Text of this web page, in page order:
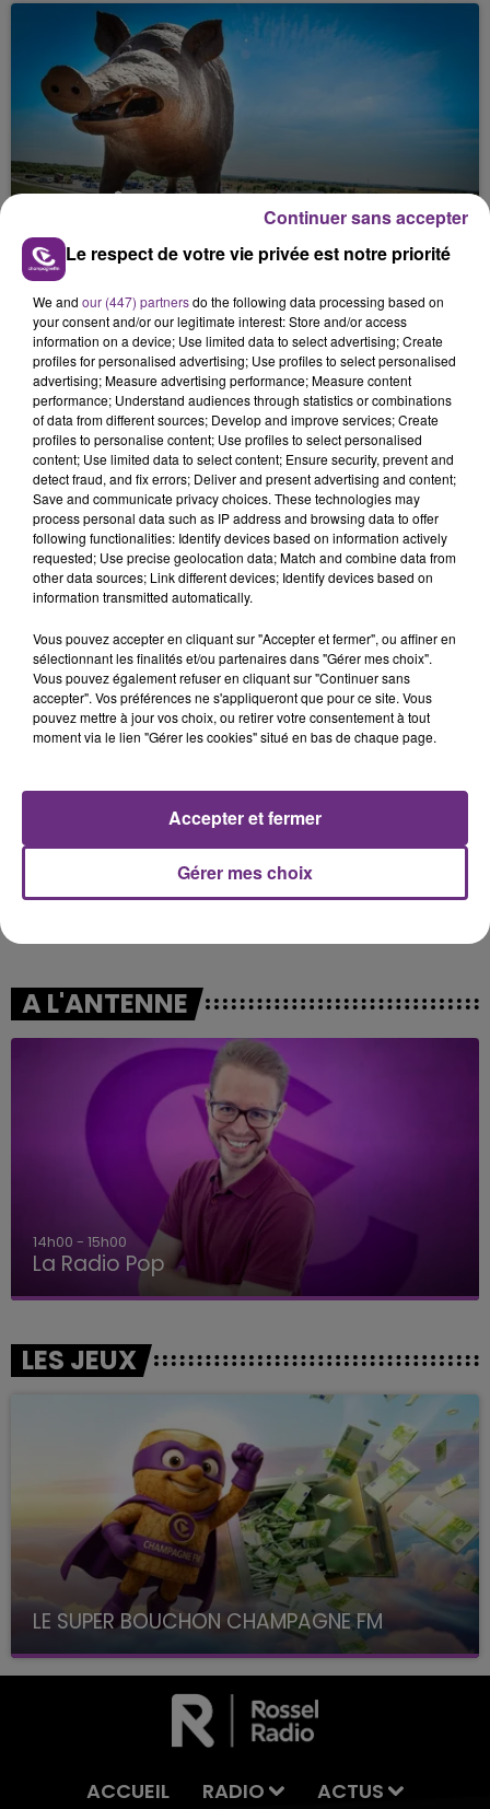
fin de matinée sur l'A34.
VENEZ FÊTER CE WEEK-END
L'ANNIVERSAIRE DE WOINIC
Ce samedi 8 août sera un grand jour :
l'anniversaire du plus gros sanglier du monde.
Une fête est donc organisée et vous êtes tous
conviés !
TITRES DIFFUSÉS
5h44
5h44
Je Pense A Vous
5h40
5h40
A Sky Full Of Stars
5h38
5h38 5h35
5h35
A L'ANTENNE
14h00 - 15h00
La Radio Pop
LES JEUX
LE SUPER BOUCHON CHAMPAGNE FM
avec La Famille Champagne FM, à 8H10
ACCUEIL RADIO ACTUS
Le respect de votre vie privée est notre priorité
We and our (447) partnersdo the following data processing based on
your consent and/or our legitimate interest: Store and/or access
information on a device; Use limited data to select advertising; Create
profiles for personalised advertising; Use profiles to select personalised
advertising; Measure advertising performance; Measure content
performance; Understand audiences through statistics or combinations
of data from different sources; Develop and improve services; Create
profiles to personalise content; Use profiles to select personalised
content; Use limited data to select content; Ensure security, prevent and
detect fraud, and fix errors; Deliver and present advertising and content;
Save and communicate privacy choices. These technologies may
process personal data such as IP address and browsing data to offer
following functionalities: Identify devices based on information actively
requested; Use precise geolocation data; Match and combine data from
other data sources; Link different devices; Identify devices based on
information transmitted automatically.
Vous pouvez accepter en cliquant sur "Accepter et fermer", ou affiner en
sélectionnant les finalités et/ou partenaires dans "Gérer mes choix".
Vous pouvez également refuser en cliquant sur "Continuer sans
accepter". Vos préférences ne s'appliqueront que pour ce site. Vous
pouvez mettre à jour vos choix, ou retirer votre consentement à tout
moment via le lien "Gérer les cookies" situé en bas de chaque page.
Gérer mes choix
Accepter et fermer
Continuer sans accepter